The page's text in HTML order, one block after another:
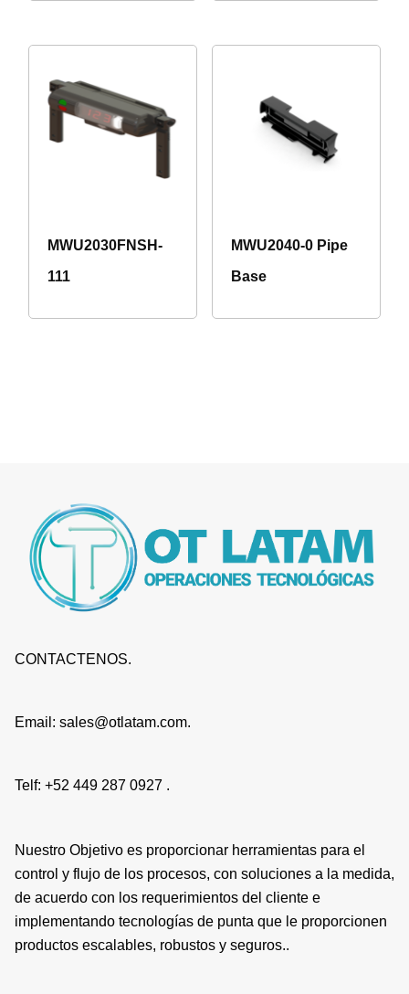
MWU2030FNSH-
111
MWU2040-0 Pipe
Base
CONTACTENOS.
Email: sales@otlatam.com.
Telf: +52 449 287 0927 .
Nuestro Objetivo es proporcionar herramientas para el
control y flujo de los procesos, con soluciones a la medida,
de acuerdo con los requerimientos del cliente e
implementando tecnologías de punta que le proporcionen
productos escalables, robustos y seguros..